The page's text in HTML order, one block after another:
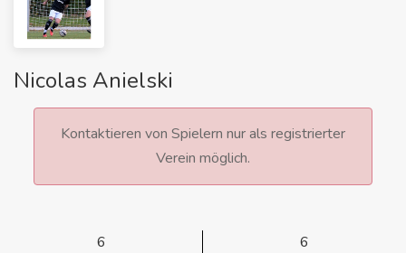
Nicolas Anielski
Kontaktieren von Spielern nur als registrierter
Verein möglich.
6
6